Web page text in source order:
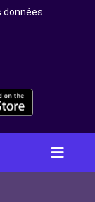
données